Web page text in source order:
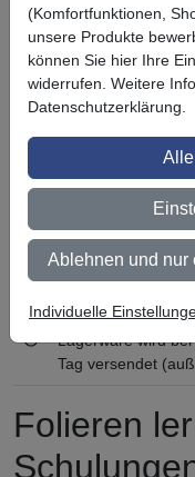
3M BestPartner
Preisschutz für
Persönliche
Keine
Ab 300 €
Zertifiziert nach
Lagerware wird
Tag versendet
Folieren
(Komfortfunktionen,
unsere Produkte
können Sie hier Ihre
widerrufen. Weitere
Datenschutzerklärung.
Ablehnen und nur
Individuelle